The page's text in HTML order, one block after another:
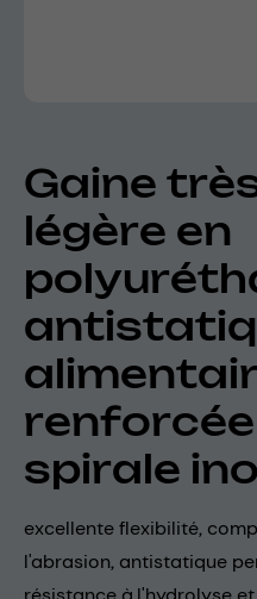
Gaine
légère en
renforcée
spirale
excellente flexibilité,
l'abrasion, antistatique